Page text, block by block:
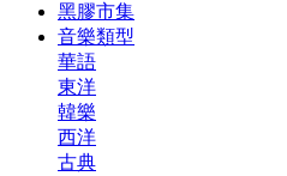
黑膠市集
音樂類型
華語
東洋
韓樂
西洋
古典